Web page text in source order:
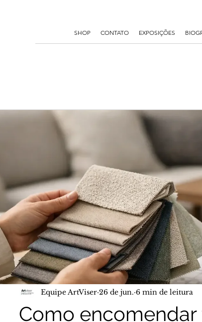
EXPOSIÇÕES
CONTATO
SHOP
Como
Equipe ArtViser 26 de jun. 6 min de leitura